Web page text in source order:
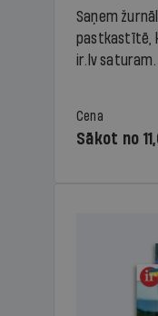
Saņem
pastkastītē,
ir.lv saturam.
Cena
Sākot no